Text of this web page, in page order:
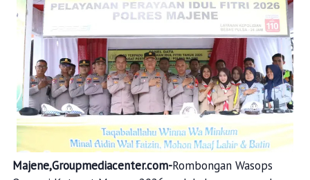
Majene,Groupmediacenter.com-Rombongan Wasops